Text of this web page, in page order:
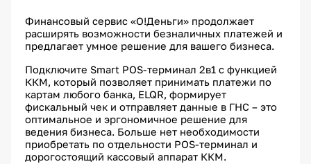
Финансовый сервис «О!Деньги» продолжает
расширять возможности безналичных платежей и
предлагает умное решение для вашего бизнеса.
Подключите Smart POS-терминал 2в1 c функцией
ККМ, который позволяет принимать платежи по
картам любого банка, ELQR, формирует
фискальный чек и отправляет данные в ГНС – это
оптимальное и эргономичное решение для
ведения бизнеса. Больше нет необходимости
приобретать по отдельности POS-терминал и
дорогостоящий кассовый аппарат ККМ.